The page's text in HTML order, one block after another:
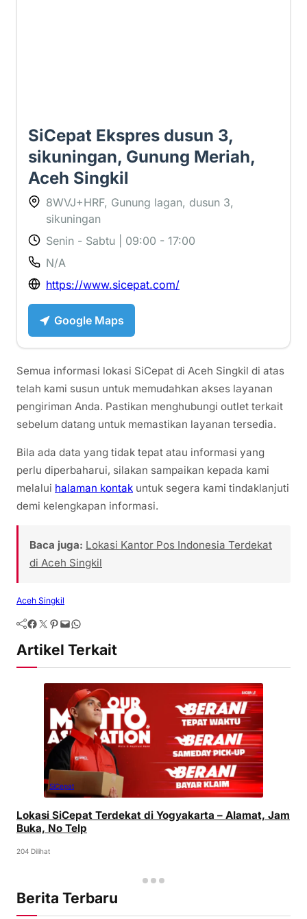
SiCepat Ekspres dusun 3,
sikuningan, Gunung Meriah,
Aceh Singkil
8WVJ+HRF, Gunung lagan, dusun 3,
sikuningan
Senin - Sabtu | 09:00 - 17:00
N/A
https://www.sicepat.com/
Google Maps
Semua informasi lokasi SiCepat di Aceh Singkil di atas
telah kami susun untuk memudahkan akses layanan
pengiriman Anda. Pastikan menghubungi outlet terkait
sebelum datang untuk memastikan layanan tersedia.
Bila ada data yang tidak tepat atau informasi yang
perlu diperbaharui, silakan sampaikan kepada kami
melalui halaman kontak untuk segera kami tindaklanjuti
demi kelengkapan informasi.
Baca juga: Lokasi Kantor Pos Indonesia Terdekat
di Aceh Singkil
Aceh Singkil
Artikel Terkait
SiCepat
Lokasi SiCepat Terdekat di Yogyakarta – Alamat, Jam
Buka, No Telp
204 Dilihat
Berita Terbaru